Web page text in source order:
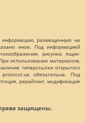
информацию, размещенную на
иное. Под информацией
рисунки, ящик-
использовании материалов,
гиперссылки открытого
обязательна. Под
рерайтинг, модификация
защищены.